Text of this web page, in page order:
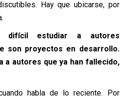
Hay que ubicarse, por
difícil estudiar a autores
son proyectos en desarrollo.
a autores que ya han fallecido,
habla de lo reciente. Por